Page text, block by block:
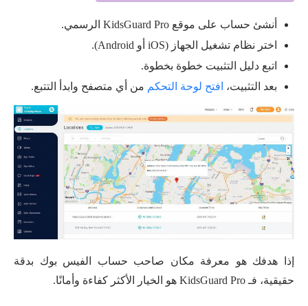
أنشئ حساب على موقع KidsGuard Pro الرسمي.
اختر نظام تشغيل الجهاز (iOS أو Android).
اتبع دليل التثبيت خطوة بخطوة.
بعد التثبيت، افتح لوحة التحكم من أي متصفح وابدأ التتبع.
إذا هدفك هو معرفة مكان صاحب حساب الفيس بوك بدقة
حقيقية، فـ KidsGuard Pro هو الخيار الأكثر كفاءة وأمانًا.